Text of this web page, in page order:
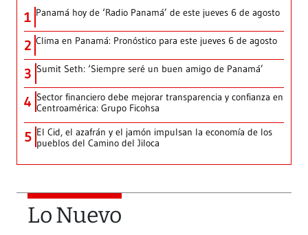
1 Panamá hoy de ‘Radio Panamá’ de este jueves 6 de agosto
2 Clima en Panamá: Pronóstico para este jueves 6 de agosto
3 Sumit Seth: ‘Siempre seré un buen amigo de Panamá’
4 Sector financiero debe mejorar transparencia y confianza en
Centroamérica: Grupo Ficohsa
5 El Cid, el azafrán y el jamón impulsan la economía de los
pueblos del Camino del Jiloca
Lo Nuevo